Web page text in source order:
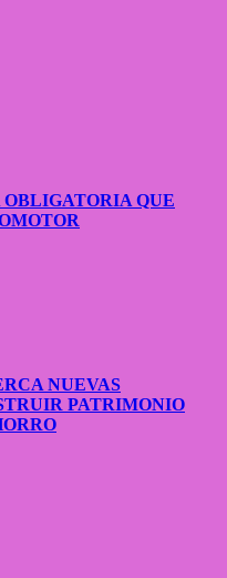
OBLIGATORIA QUE
NUEVAS
PATRIMONIO